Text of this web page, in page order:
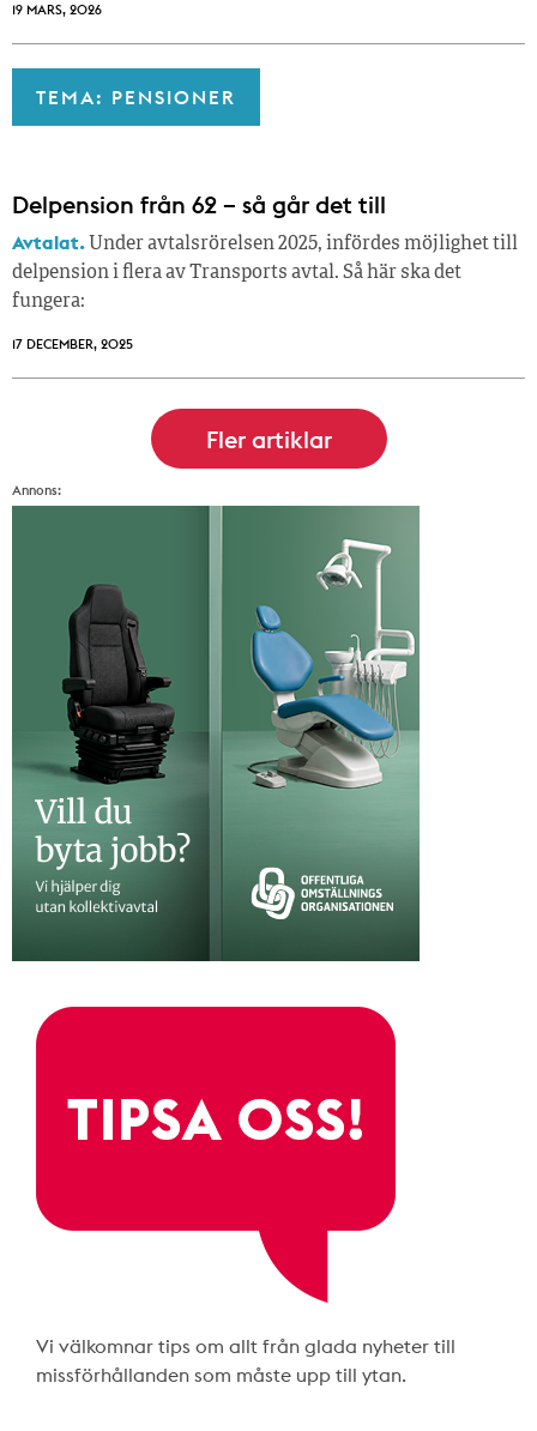
19 MARS, 2026
TEMA: PENSIONER
Delpension från 62 – så går det till
Avtalat. Under avtalsrörelsen 2025, infördes möjlighet till
delpension i flera av Transports avtal. Så här ska det
fungera:
17 DECEMBER, 2025
Annons:
Vi välkomnar tips om allt från glada nyheter till
missförhållanden som måste upp till ytan.